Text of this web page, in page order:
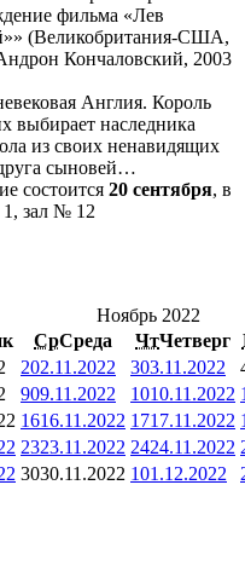
фильма «Лев
(Великобритания-США,
Кончаловский, 2003
Англия. Король
выбирает наследника
из своих ненавидящих
сыновей…
состоится 20 сентября, в
зал № 12
Ноябрь 2022
СрСреда ЧтЧетверг
202.11.2022 303.11.2022
909.11.2022 1010.11.2022
1616.11.2022 1717.11.2022
2323.11.2022 2424.11.2022
3030.11.2022 101.12.2022